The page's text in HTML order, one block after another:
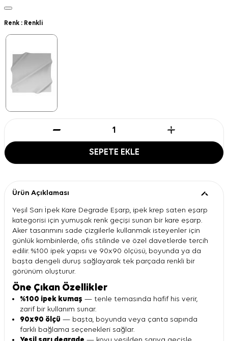
Renk : Renkli
SEPETE EKLE
Ürün Açıklaması
Yeşil Sarı İpek Kare Degrade Eşarp, ipek krep saten eşarp
kategorisi için yumuşak renk geçişi sunan bir kare eşarp.
Aker tasarımını sade çizgilerle kullanmak isteyenler için
günlük kombinlerde, ofis stilinde ve özel davetlerde tercih
edilir. %100 ipek yapısı ve 90x90 ölçüsü, boyunda ya da
başta dengeli duruş sağlayarak tek parçada renkli bir
görünüm oluşturur.
Öne Çıkan Özellikler
%100 ipek kumaş — tenle temasında hafif his verir,
zarif bir kullanım sunar.
90x90 ölçü — başta, boyunda veya çanta sapında
farklı bağlama seçenekleri sağlar.